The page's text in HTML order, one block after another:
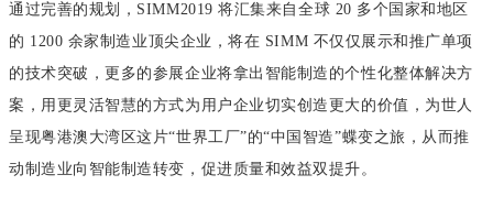
通过完善的规划，SIMM2019 将汇集来自全球 20 多个国家和地区
的 1200 余家制造业顶尖企业，将在 SIMM 不仅仅展示和推广单项
的技术突破，更多的参展企业将拿出智能制造的个性化整体解决方
案，用 更灵活智慧的方式为用户企业切实创造更大的价值，为世人
呈现粤港澳大湾区这片“世界工厂”的“中国智造”蝶变之旅，从而推
动制造 业向智能制造转变，促进质量和效益双提升。